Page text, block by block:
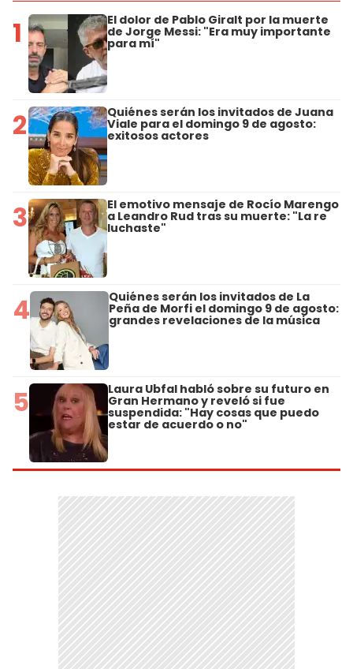
1 El dolor de Pablo Giralt por la muerte
de Jorge Messi: "Era muy importante
para mí"
2 Quiénes serán los invitados de Juana
Viale para el domingo 9 de agosto:
exitosos actores
3 El emotivo mensaje de Rocío Marengo
a Leandro Rud tras su muerte: "La re
luchaste"
4 Quiénes serán los invitados de La
Peña de Morfi el domingo 9 de agosto:
grandes revelaciones de la música
5 Laura Ubfal habló sobre su futuro en
Gran Hermano y reveló si fue
suspendida: "Hay cosas que puedo
estar de acuerdo o no"